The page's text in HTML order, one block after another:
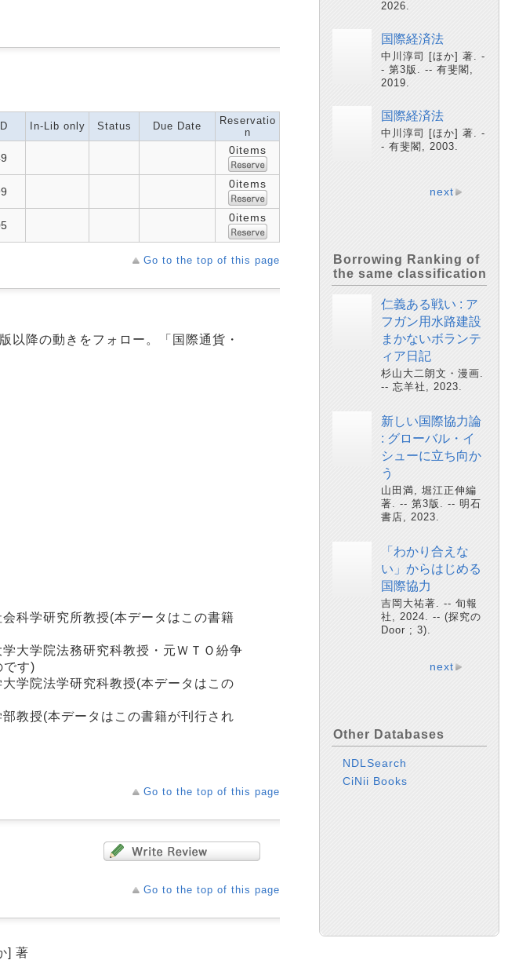
In-Lib only Status Due Date
Reservatio
n
0items
0items
0items
Go to the top of this page
以降の動きをフォロー。「国際通貨・
科学研究所教授(本データはこの書籍
大学院法務研究科教授・元ＷＴＯ紛争
です)
学院法学研究科教授(本データはこの
教授(本データはこの書籍が刊行され
Go to the top of this page
Go to the top of this page
] 著
2026.
国際経済法
中川淳司 [ほか] 著. -
- 第3版. -- 有斐閣,
2019.
国際経済法
中川淳司 [ほか] 著. -
- 有斐閣, 2003.
next
Borrowing Ranking of
the same classification
仁義ある戦い : ア
フガン用水路建設
まかないボランテ
ィア日記
杉山大二朗文・漫画.
-- 忘羊社, 2023.
新しい国際協力論
: グローバル・イ
シューに立ち向か
う
山田満, 堀江正伸編
著. -- 第3版. -- 明石
書店, 2023.
「わかり合えな
い」からはじめる
国際協力
吉岡大祐著. -- 旬報
社, 2024. -- (探究の
Door ; 3).
next
Other Databases
NDLSearch
CiNii Books